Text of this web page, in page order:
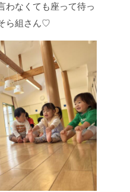
わなくても座って待っ
ら組さん♡